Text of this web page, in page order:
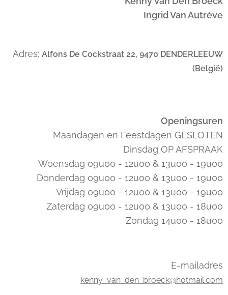
Ingrid Van Autrève
Adres: Alfons De Cockstraat 22, 9470 DENDERLEEUW
(België)
Openingsuren
Maandagen en Feestdagen GESLOTEN
Dinsdag OP AFSPRAAK
Woensdag 09u00 - 12u00 & 13u00 - 19u00
Donderdag 09u00 - 12u00 & 13u00 - 19u00
Vrijdag 09u00 - 12u00 & 13u00 - 19u00
Zaterdag 09u00 - 12u00 & 13u00 - 18u00
Zondag 14u00 - 18u00
E-mailadres
kenny_van_den_broeck@hotmail.com